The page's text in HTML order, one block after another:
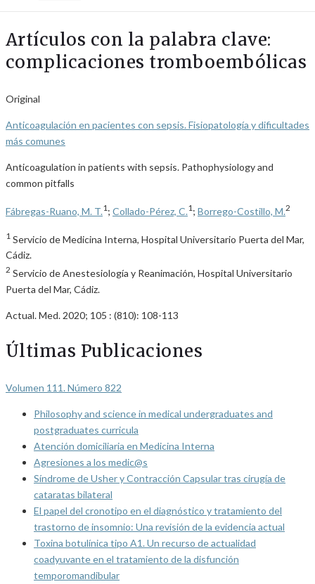
Artículos con la palabra clave:
complicaciones tromboembólicas
Original
Anticoagulación en pacientes con sepsis. Fisiopatología y dificultades
más comunes
Anticoagulation in patients with sepsis. Pathophysiology and
common pitfalls
Fábregas-Ruano, M. T.1 ; Collado-Pérez, C.1 ; Borrego-Costillo, M.2
1 Servicio de Medicina Interna, Hospital Universitario Puerta del Mar,
Cádiz.
2 Servicio de Anestesiología y Reanimación, Hospital Universitario
Puerta del Mar, Cádiz.
Actual. Med. 2020; 105 : (810): 108-113
Últimas Publicaciones
Volumen 111. Número 822
Philosophy and science in medical undergraduates and
postgraduates curricula
Atención domiciliaria en Medicina Interna
Agresiones a los medic@s
Síndrome de Usher y Contracción Capsular tras cirugía de
cataratas bilateral
El papel del cronotipo en el diagnóstico y tratamiento del
trastorno de insomnio: Una revisión de la evidencia actual
Toxina botulínica tipo A1. Un recurso de actualidad
coadyuvante en el tratamiento de la disfunción
temporomandibular